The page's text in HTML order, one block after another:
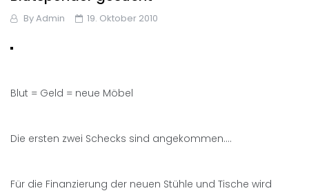
ByAdmin 19. Oktober 2010
Blut = Geld = neue Möbel
Die ersten zwei Schecks sind angekommen….
Für die Finanzierung der neuen Stühle und Tische wird